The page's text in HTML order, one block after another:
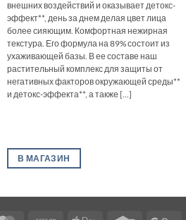
внешних воздействий и оказывает детокс-
эффект**, день за днем делая цвет лица
более сияющим. Комфортная нежирная
текстура. Его формула на 89% состоит из
ухаживающей базы. В ее составе наш
растительный комплекс для защиты от
негативных факторов окружающей среды**
и детокс-эффекта**, а также [...]
В МАГАЗИН